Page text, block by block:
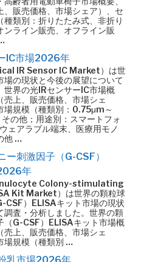
、販売価格、市場シェア）、セ
種類別：折りたたみ式、非折り
ンライン販売、オフライン販
IC市場2026年
IR Sensor IC Market）は世
場の現状と今後の展望について
世界の光IRセンサーIC市場概
上、販売価格、市場シェ
場規模（種類別：0.75μm～
の他；用途別：スマートフォ
ェアラブル端末、医療用モノ
他 …
ー刺激因子（G-CSF）
年
Colony-stimulating
Kit Market）は世界の顆粒球
CSF）ELISAキット市場の現状
調査・分析しました。世界の顆
（G-CSF）ELISAキット市場概
上、販売価格、市場シェ
場規模（種類別 …